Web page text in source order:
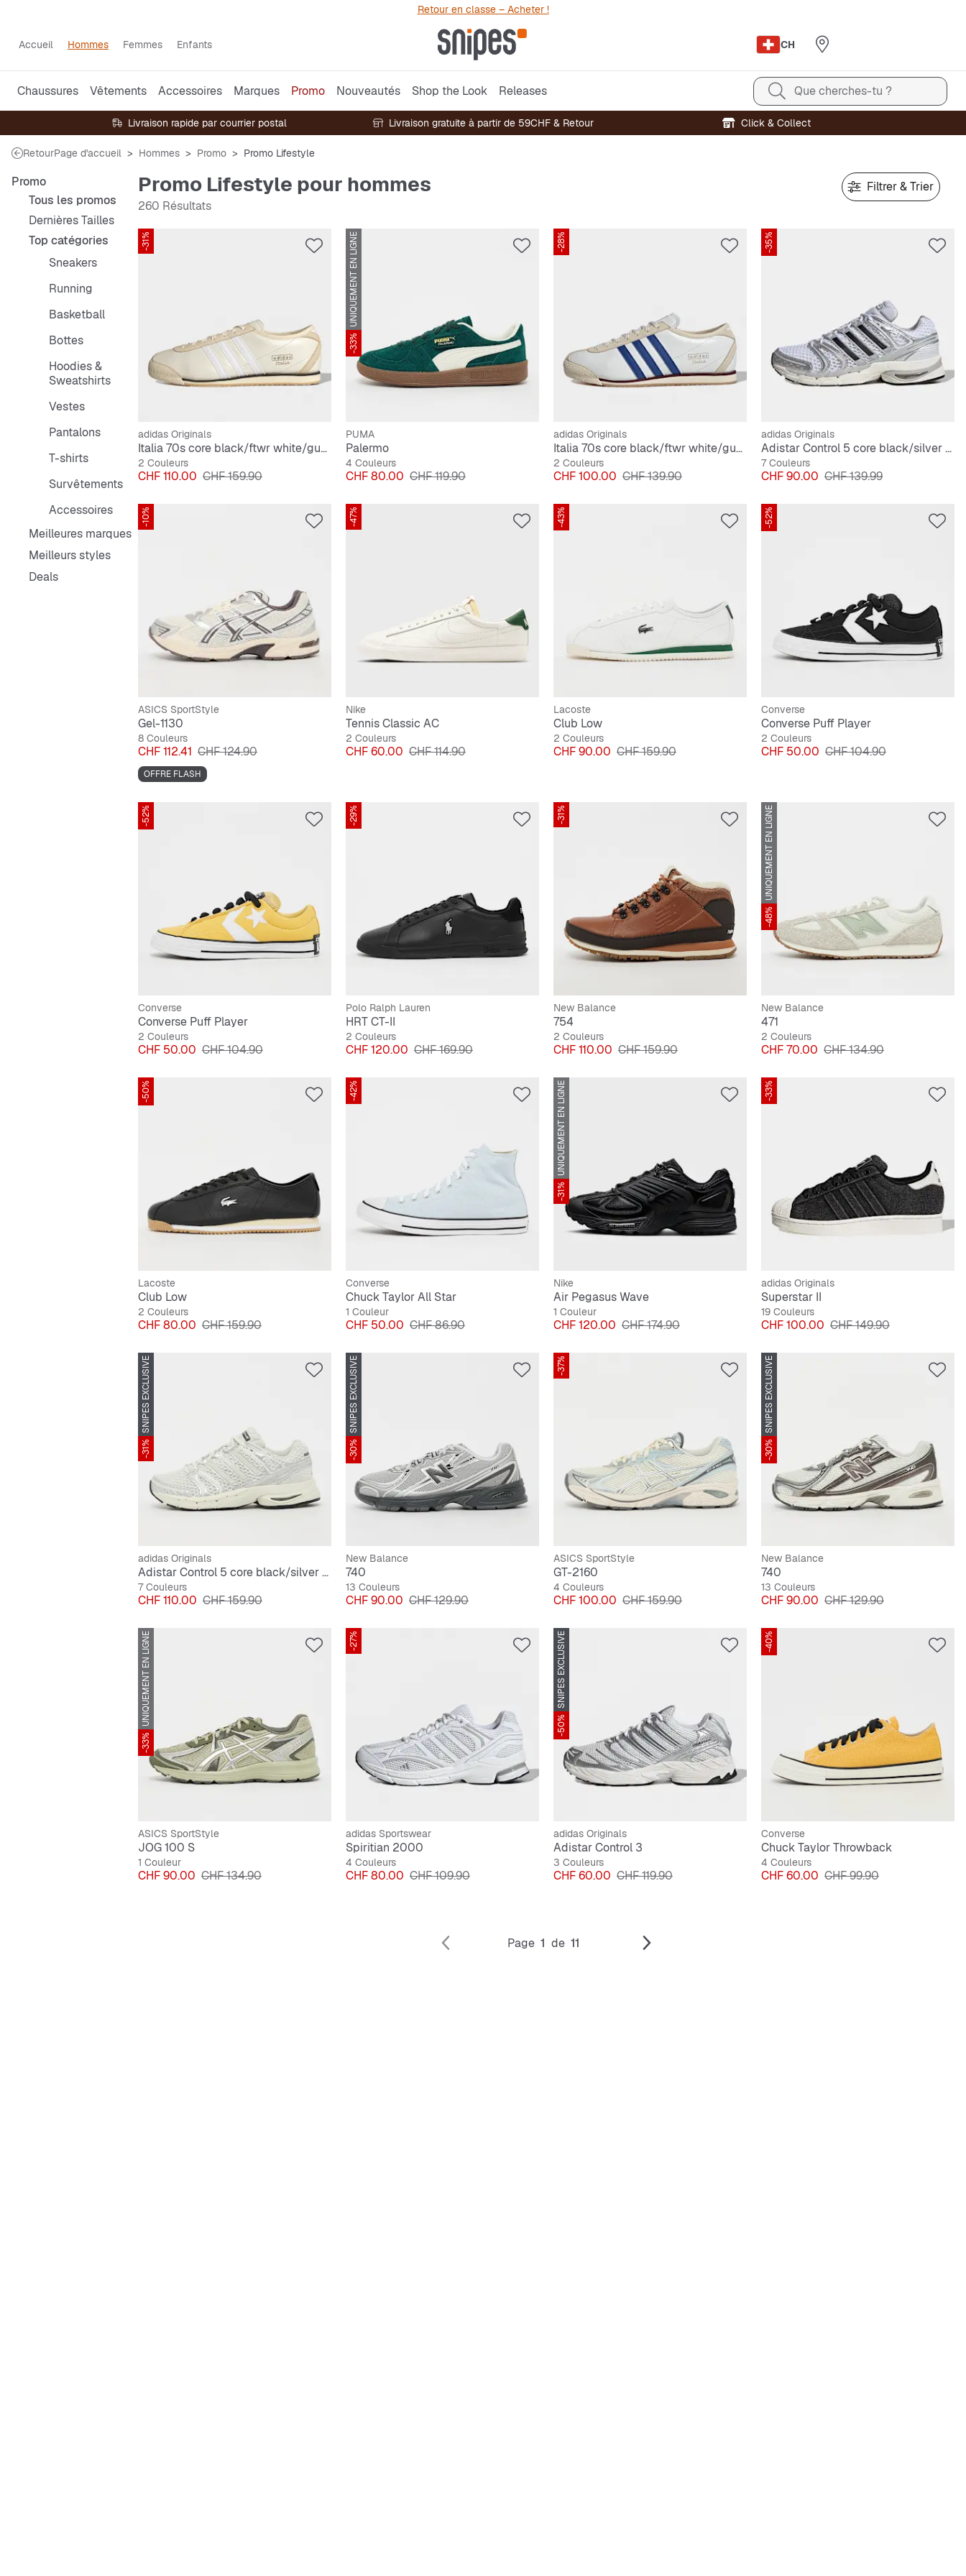
Retour en classe – Acheter !
Accueil Hommes Femmes Enfants CH
Chaussures Vêtements Accessoires Marques Promo Nouveautés Shop the Look Releases Que cherches-tu ?
Livraison rapide par courrier postal Livraison gratuite à partir de 59CHF & Retour Click & Collect
RetourPage d'accueil Hommes Promo Promo Lifestyle
Promo
Tous les promos
Dernières Tailles
Top catégories
Sneakers
Running
Basketball
Bottes
Hoodies &
Sweatshirts
Vestes
Pantalons
T-shirts
Survêtements
Accessoires
Meilleures marques
Meilleurs styles
Deals
Promo Lifestyle pour hommes
260 Résultats
Filtrer & Trier
-31%
adidas Originals
Italia 70s core black/ftwr white/gum 3
2 Couleurs
Prix
CHF 110.00 Prix original
CHF 159.90
UNIQUEMENT EN LIGNE
-33%
PUMA
Palermo
4 Couleurs
Prix
CHF 80.00 Prix original
CHF 119.90
-28%
adidas Originals
Italia 70s core black/ftwr white/gum 3
2 Couleurs
Prix
CHF 100.00 Prix original
CHF 139.90
-35%
adidas Originals
Adistar Control 5 core black/silver met./grey one
7 Couleurs
Prix
CHF 90.00 Prix original
CHF 139.99
-10%
ASICS SportStyle
Gel-1130
8 Couleurs
Prix
CHF 112.41 Prix original
CHF 124.90
OFFRE FLASH
-47%
Nike
Tennis Classic AC
2 Couleurs
Prix
CHF 60.00 Prix original
CHF 114.90
-43%
Lacoste
Club Low
2 Couleurs
Prix
CHF 90.00 Prix original
CHF 159.90
-52%
Converse
Converse Puff Player
2 Couleurs
Prix
CHF 50.00 Prix original
CHF 104.90
-52%
Converse
Converse Puff Player
2 Couleurs
Prix
CHF 50.00 Prix original
CHF 104.90
-29%
Polo Ralph Lauren
HRT CT-II
2 Couleurs
Prix
CHF 120.00 Prix original
CHF 169.90
-31%
New Balance
754
2 Couleurs
Prix
CHF 110.00 Prix original
CHF 159.90
UNIQUEMENT EN LIGNE
-48%
New Balance
471
2 Couleurs
Prix
CHF 70.00 Prix original
CHF 134.90
-50%
Lacoste
Club Low
2 Couleurs
Prix
CHF 80.00 Prix original
CHF 159.90
-42%
Converse
Chuck Taylor All Star
1 Couleur
Prix
CHF 50.00 Prix original
CHF 86.90
UNIQUEMENT EN LIGNE
-31%
Nike
Air Pegasus Wave
1 Couleur
Prix
CHF 120.00 Prix original
CHF 174.90
-33%
adidas Originals
Superstar II
19 Couleurs
Prix
CHF 100.00 Prix original
CHF 149.90
SNIPES EXCLUSIVE
-31%
adidas Originals
Adistar Control 5 core black/silver met./grey one
7 Couleurs
Prix
CHF 110.00 Prix original
CHF 159.90
SNIPES EXCLUSIVE
-30%
New Balance
740
13 Couleurs
Prix
CHF 90.00 Prix original
CHF 129.90
-37%
ASICS SportStyle
GT-2160
4 Couleurs
Prix
CHF 100.00 Prix original
CHF 159.90
SNIPES EXCLUSIVE
-30%
New Balance
740
13 Couleurs
Prix
CHF 90.00 Prix original
CHF 129.90
UNIQUEMENT EN LIGNE
-33%
ASICS SportStyle
JOG 100 S
1 Couleur
Prix
CHF 90.00 Prix original
CHF 134.90
-27%
adidas Sportswear
Spiritian 2000
4 Couleurs
Prix
CHF 80.00 Prix original
CHF 109.90
SNIPES EXCLUSIVE
-50%
adidas Originals
Adistar Control 3
3 Couleurs
Prix
CHF 60.00 Prix original
CHF 119.90
-40%
Converse
Chuck Taylor Throwback
4 Couleurs
Prix
CHF 60.00 Prix original
CHF 99.90
Page 1 de 11